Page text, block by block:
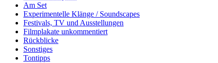
Am Set
Experimentelle Klänge / Soundscapes
Festivals, TV und Ausstellungen
Filmplakate unkommentiert
Rückblicke
Sonstiges
Tontipps